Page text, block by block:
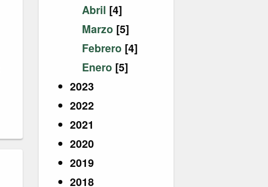
Abril [4]
Marzo [5]
Febrero [4]
Enero [5]
2023
2022
2021
2020
2019
2018